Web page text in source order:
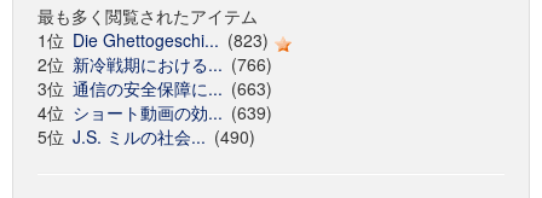
最も多く閲覧されたアイテム
1位 Die Ghettogeschi... (823)
2位 新冷戦期における... (766)
3位 通信の安全保障に... (663)
4位 ショート動画の効... (639)
5位 J.S. ミルの社会... (490)